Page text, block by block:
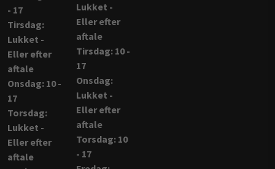
- 17
Tirsdag:
Lukket -
Eller efter
aftale
Onsdag: 10 -
17
Torsdag:
Lukket -
Eller efter
aftale
Lukket -
Eller efter
aftale
Tirsdag: 10 -
17
Onsdag:
Lukket -
Eller efter
aftale
Torsdag: 10
- 17